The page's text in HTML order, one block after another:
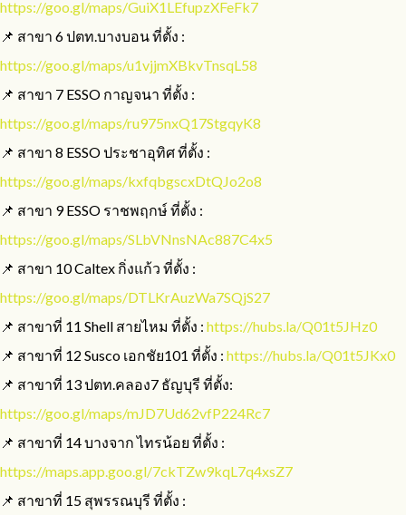
https://goo.gl/maps/GuiX1LEfupzXFeFk7
📌 สาขา 6 ปตท.บางบอน ที่ตั้ง :
https://goo.gl/maps/u1vjjmXBkvTnsqL58
📌 สาขา 7 ESSO กาญจนา ที่ตั้ง :
https://goo.gl/maps/ru975nxQ17StgqyK8
📌 สาขา 8 ESSO ประชาอุทิศ ที่ตั้ง :
https://goo.gl/maps/kxfqbgscxDtQJo2o8
📌 สาขา 9 ESSO ราชพฤกษ์ ที่ตั้ง :
https://goo.gl/maps/SLbVNnsNAc887C4x5
📌 สาขา 10 Caltex กิ่งแก้ว ที่ตั้ง :
https://goo.gl/maps/DTLKrAuzWa7SQjS27
📌 สาขาที่ 11 Shell สายไหม ที่ตั้ง : https://hubs.la/Q01t5JHz0
📌 สาขาที่ 12 Susco เอกชัย101 ที่ตั้ง : https://hubs.la/Q01t5JKx0
📌 สาขาที่ 13 ปตท.คลอง7 ธัญบุรี ที่ตั้ง:
https://goo.gl/maps/mJD7Ud62vfP224Rc7
📌 สาขาที่ 14 บางจาก ไทรน้อย ที่ตั้ง :
https://maps.app.goo.gl/7ckTZw9kqL7q4xsZ7
📌 สาขาที่ 15 สุพรรณบุรี ที่ตั้ง :